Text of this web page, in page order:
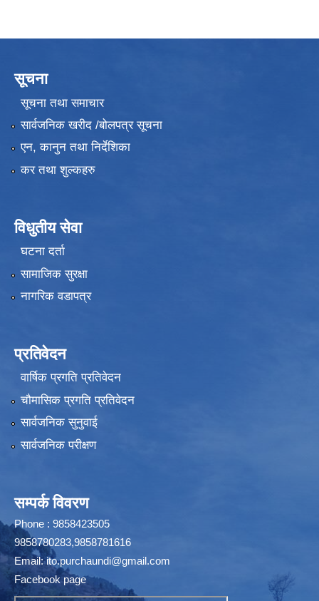
सूचना
सूचना तथा समाचार
सार्वजनिक खरीद /बोलपत्र सूचना
एन, कानुन तथा निर्देशिका
कर तथा शुल्कहरु
विधुतीय सेवा
घटना दर्ता
सामाजिक सुरक्षा
नागरिक वडापत्र
प्रतिवेदन
वार्षिक प्रगति प्रतिवेदन
चौमासिक प्रगति प्रतिवेदन
सार्वजनिक सुनुवाई
सार्वजनिक परीक्षण
सम्पर्क विवरण
Phone : 9858423505
9858780283,9858781616
Email:ito.purchaundi@gmail.com
Facebook page